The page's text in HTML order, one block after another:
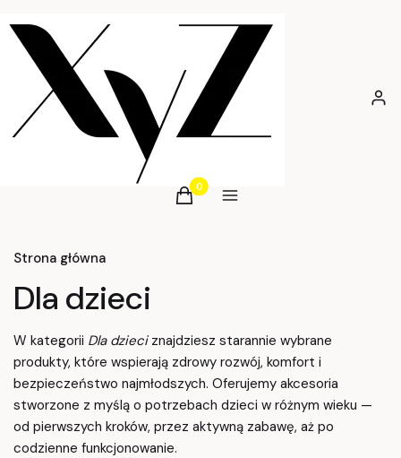
Produkty w koszyku: 0. Zobacz
Koszyk Menu
Strona główna
Dla dzieci
W kategorii Dla dzieciznajdziesz starannie wybrane
produkty, które wspierają zdrowy rozwój, komfort i
bezpieczeństwo najmłodszych. Oferujemy akcesoria
stworzone z myślą o potrzebach dzieci w różnym wieku —
od pierwszych kroków, przez aktywną zabawę, aż po
codzienne funkcjonowanie.